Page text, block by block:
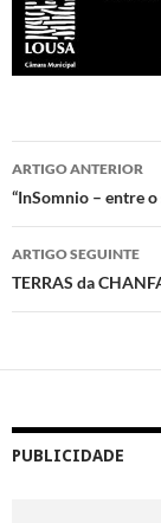
Navegação
de
artigos
ARTIGO ANTERIOR
“InSomnio – entre o
ARTIGO SEGUINTE
TERRAS da
PUBLICIDADE